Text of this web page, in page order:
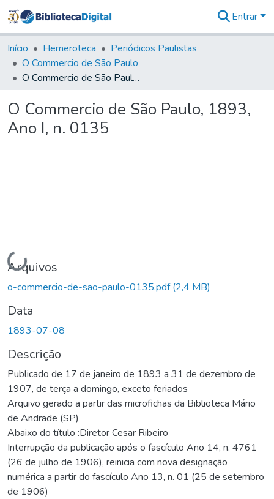
&
Coleções
Tudo na
Biblioteca
Estatísticas
Entrar
Início Hemeroteca
Periódicos Paulistas
O Commercio de São Paulo
O Commercio de São Paulo, 1893, Ano I, n. 0135
O Commercio de São Paulo, 1893,
Ano I, n. 0135
Carregando...
Arquivos
o-commercio-de-sao-paulo-0135.pdf(2,4 MB)
Data
1893-07-08
Descrição
Publicado de 17 de janeiro de 1893 a 31 de dezembro de
1907, de terça a domingo, exceto feriados
Arquivo gerado a partir das microfichas da Biblioteca Mário
de Andrade (SP)
Abaixo do título :Diretor Cesar Ribeiro
Interrupção da publicação após o fascículo Ano 14, n. 4761
(26 de julho de 1906), reinicia com nova designação
numérica a partir do fascículo Ano 13, n. 01 (25 de setembro
de 1906)